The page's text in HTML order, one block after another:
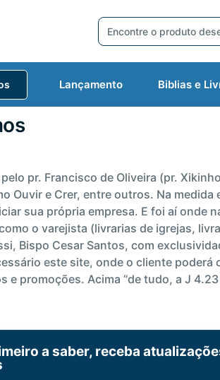
Lançamento Biblias e
pr. Francisco de Oliveira (pr.
Ouvir e Crer, entre outros. Na
sua própria empresa. E foi aí onde
o varejista (livrarias de igrejas,
Bispo Cesar Santos, com
este site, onde o cliente
e promoções. Acima “de tudo, a J
a saber, receba